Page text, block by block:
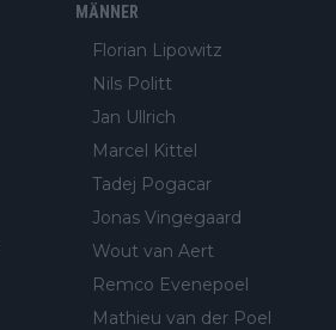
MÄNNER
Florian Lipowitz
Nils Politt
Jan Ullrich
Marcel Kittel
Tadej Pogacar
Jonas Vingegaard
Wout van Aert
Remco Evenepoel
Mathieu van der Poel